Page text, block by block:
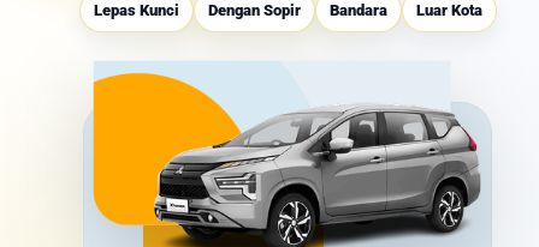
Lepas Kunci Dengan Sopir Bandara Luar Kota